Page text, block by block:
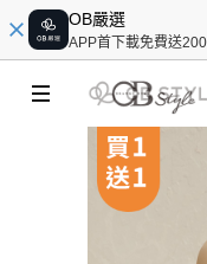
OB嚴選
APP首下載免費送